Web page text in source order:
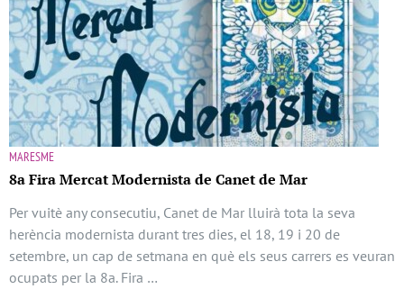
MARESME
8a Fira Mercat Modernista de Canet de Mar
Per vuitè any consecutiu, Canet de Mar lluirà tota la seva
herència modernista durant tres dies, el 18, 19 i 20 de
setembre, un cap de setmana en què els seus carrers es veuran
ocupats per la 8a. Fira …